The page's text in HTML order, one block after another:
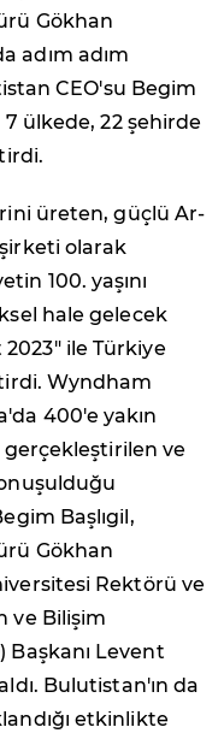
Gökhan
adım adım
CEO'su Begim
7 ülkede, 22 şehirde
üreten, güçlü Ar-
olarak
100. yaşını
hale gelecek
ile Türkiye
Wyndham
400'e yakın
gerçekleştirilen ve
Başlıgil,
Gökhan
Rektörü ve
ve Bilişim
Başkanı Levent
Bulutistan'ın da
etkinlikte